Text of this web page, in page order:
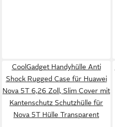
CoolGadget Handyhülle Anti
Shock Rugged Case für Huawei
Nova 5T 6,26 Zoll, Slim Cover mit
Kantenschutz Schutzhülle für
Nova 5T Hülle Transparent